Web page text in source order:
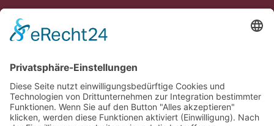
bankon Management Consulting GmbH & Co. KG
85609 Aschheim/München
Tel.: 089 – 99 90 97 90
Fax: 089 – 99 90 97 99